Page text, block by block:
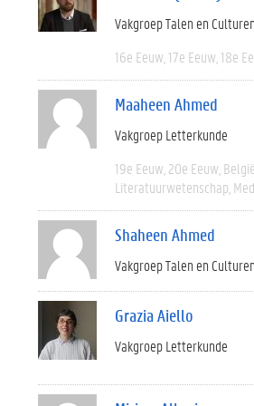
Vakgroep Talen en Culturen
16e Eeuw 17e Eeuw 18e
Maaheen Ahmed
Vakgroep Letterkunde
19e Eeuw 20e Eeuw België
Literatuurwetenschap
Shaheen Ahmed
Vakgroep Talen en Culturen
Grazia Aiello
Vakgroep Letterkunde